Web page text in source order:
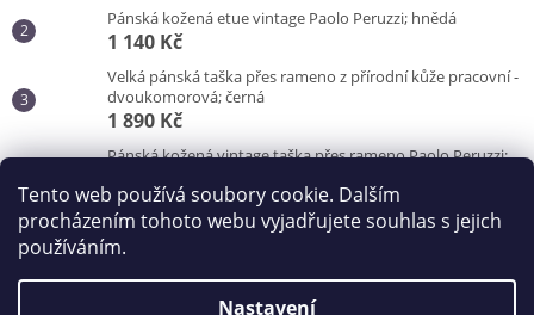
Tento web používá soubory cookie. Dalším
procházením tohoto webu vyjadřujete souhlas s jejich
používáním.
Nastavení
Pánská kožená etue vintage Paolo Peruzzi; hnědá
1 140 Kč
Velká pánská taška přes rameno z přírodní kůže pracovní -
dvoukomorová; černá
1 890 Kč
Pánská kožená vintage taška přes rameno Paolo Peruzzi;
3 100 Kč
Vytvořil Shoptet